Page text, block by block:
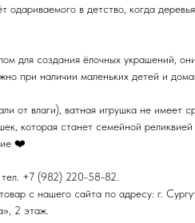
одариваемого в детство, когда
для создания ёлочных украшений,
при наличии маленьких детей и
от влаги), ватная игрушка не имеет
которая станет семейной реликвией
❤️
тел. +7 (982) 220-58-82.
с нашего сайта по адресу: г.
2 этаж.